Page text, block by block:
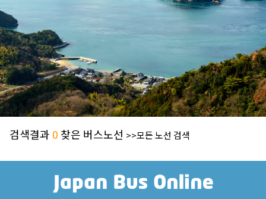
검색결과 0 찾은 버스노선 >>모든 노선 검색